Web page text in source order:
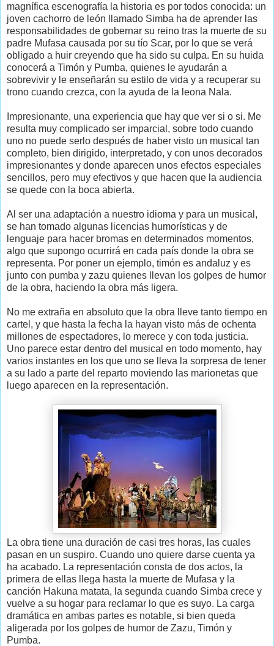
magnífica escenografía la historia es por todos conocida: un
joven cachorro de león llamado Simba ha de aprender las
responsabilidades de gobernar su reino tras la muerte de su
padre Mufasa causada por su tío Scar, por lo que se verá
obligado a huir creyendo que ha sido su culpa. En su huida
conocerá a Timón y Pumba, quienes le ayudarán a
sobrevivir y le enseñarán su estilo de vida y a recuperar su
trono cuando crezca, con la ayuda de la leona Nala.
Impresionante, una experiencia que hay que ver si o si. Me
resulta muy complicado ser imparcial, sobre todo cuando
uno no puede serlo después de haber visto un musical tan
completo, bien dirigido, interpretado, y con unos decorados
impresionantes y donde aparecen unos efectos especiales
sencillos, pero muy efectivos y que hacen que la audiencia
se quede con la boca abierta.
Al ser una adaptación a nuestro idioma y para un musical,
se han tomado algunas licencias humorísticas y de
lenguaje para hacer bromas en determinados momentos,
algo que supongo ocurrirá en cada país donde la obra se
representa. Por poner un ejemplo, timón es andaluz y es
junto con pumba y zazu quienes llevan los golpes de humor
de la obra, haciendo la obra más ligera.
No me extraña en absoluto que la obra lleve tanto tiempo en
cartel, y que hasta la fecha la hayan visto más de ochenta
millones de espectadores, lo merece y con toda justicia.
Uno parece estar dentro del musical en todo momento, hay
varios instantes en los que uno se lleva la sorpresa de tener
a su lado a parte del reparto moviendo las marionetas que
luego aparecen en la representación.
La obra tiene una duración de casi tres horas, las cuales
pasan en un suspiro. Cuando uno quiere darse cuenta ya
ha acabado. La representación consta de dos actos, la
primera de ellas llega hasta la muerte de Mufasa y la
canción Hakuna matata, la segunda cuando Simba crece y
vuelve a su hogar para reclamar lo que es suyo. La carga
dramática en ambas partes es notable, si bien queda
aligerada por los golpes de humor de Zazu, Timón y
Pumba.